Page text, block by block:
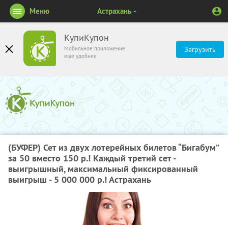
КупиКупон
Мобильное приложение
ещё удобнее
Загрузить
Меню Астрахань
(БУФЕР) Сет из двух лотерейных билетов “Бигабум”
за 50 вместо 150 р.! Каждый третий сет -
выигрышный, максимальный фиксированный
выигрыш - 5 000 000 р.! Астрахань